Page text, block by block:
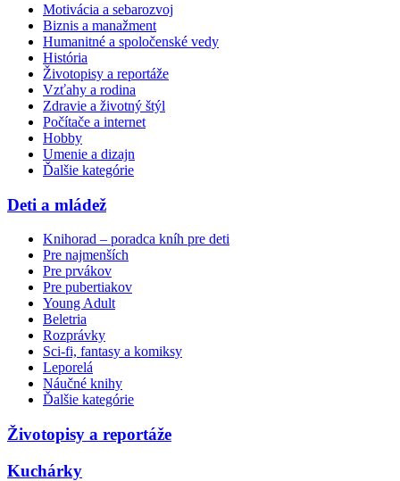
Motivácia a sebarozvoj
Biznis a manažment
Humanitné a spoločenské vedy
História
Životopisy a reportáže
Vzťahy a rodina
Zdravie a životný štýl
Počítače a internet
Hobby
Umenie a dizajn
Ďalšie kategórie
Deti a mládež
Knihorad – poradca kníh pre deti
Pre najmenších
Pre prvákov
Pre pubertiakov
Young Adult
Beletria
Rozprávky
Sci-fi, fantasy a komiksy
Leporelá
Náučné knihy
Ďalšie kategórie
Životopisy a reportáže
Kuchárky